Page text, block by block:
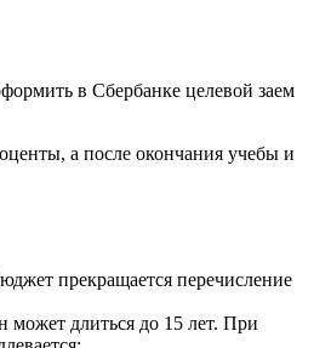
в Сбербанке целевой заем
а после окончания учебы и
прекращается перечисление
может длиться до 15 лет. При